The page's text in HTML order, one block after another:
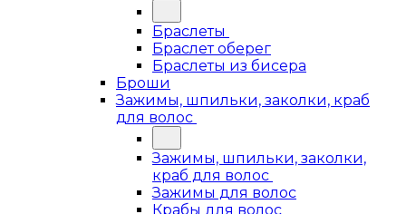
Браслеты
Браслет оберег
Браслеты из бисера
Броши
Зажимы, шпильки, заколки, краб
для волос
Зажимы, шпильки, заколки,
краб для волос
Зажимы для волос
Крабы для волос